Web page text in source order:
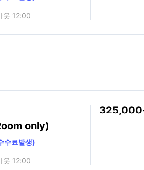
웃 12:00
only)
수료발생)
웃 12:00
325,000